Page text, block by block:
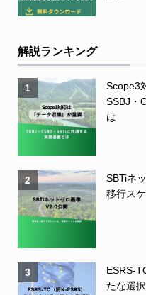
解説ランキング
1
Scope3
SSBJ・
は
2
SBTiネ
移行ス
3
ESRS-
たな選